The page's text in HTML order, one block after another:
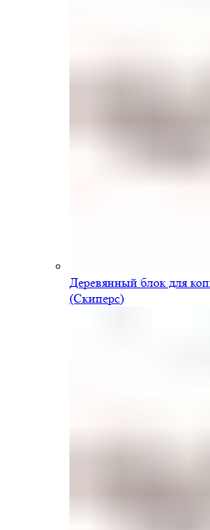
Деревянный блок для
(Скиперс)